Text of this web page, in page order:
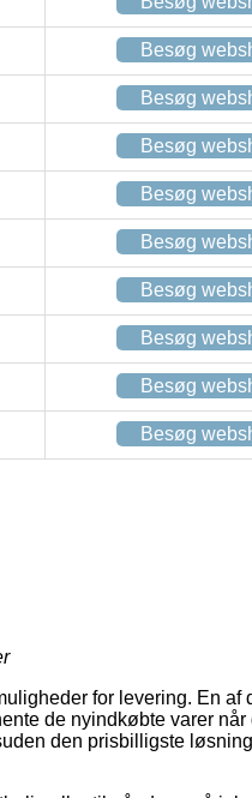
Besøg
Besøg
Besøg
Besøg
Besøg
Besøg
Besøg
Besøg
Besøg
for levering. En af
de nyindkøbte varer
den prisbilligste